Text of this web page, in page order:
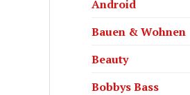
Android
Bauen & Wohnen
Beauty
Bobbys Bass